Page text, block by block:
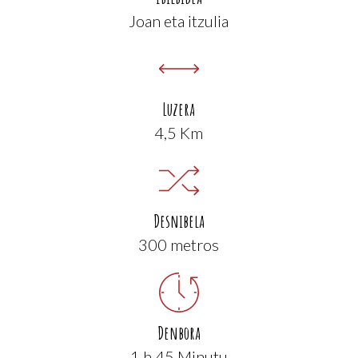
Joan eta itzulia
Luzera
4,5 Km
Desnibela
300 metros
Denbora